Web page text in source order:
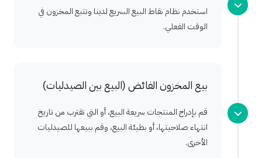
استخدم نظام نقاط البيع السريع لدينا وتتبع المخزون في
الوقت الفعلي.
بيع المخزون الفائض (البيع بين الصيدليات)
قم بإدراج المنتجات سريعة البيع، أو التي تقترب من تاريخ
انتهاء صلاحيتها، أو بطيئة البيع، وقم ببيعها للصيدليات
الأخرى.